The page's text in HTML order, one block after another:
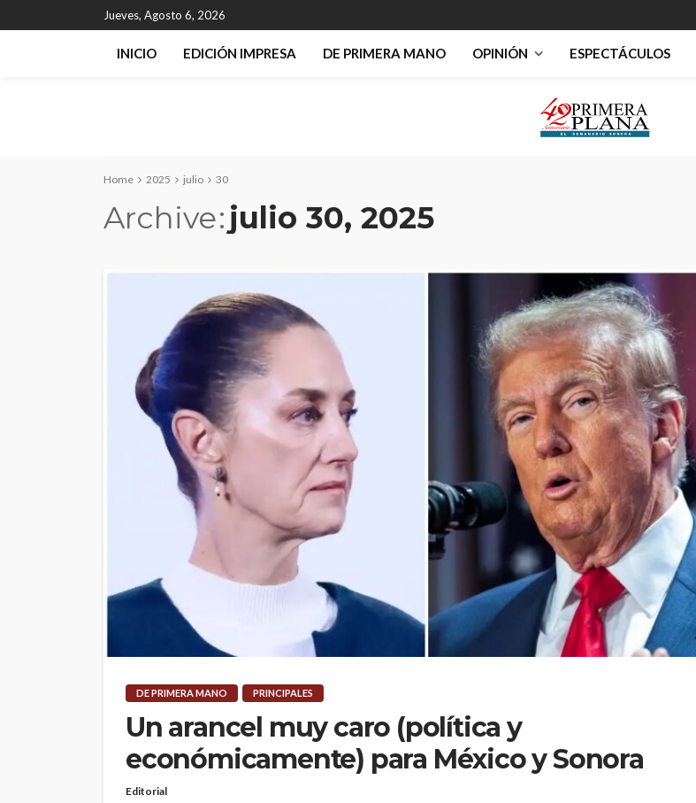
Jueves, Agosto 6, 2026
INICIO EDICIÓN IMPRESA DE PRIMERA MANO OPINIÓN ESPECTÁCULOS
Home 2025 julio 30
Archive julio 30, 2025
DE PRIMERA MANO PRINCIPALES
Un arancel muy caro (política y
económicamente) para México y Sonora
Editorial